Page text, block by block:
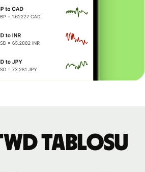
tablosu